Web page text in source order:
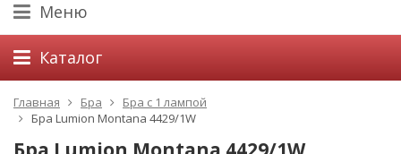
Меню
Каталог
Главная Бра
Бра с 1 лампой
Бра Lumion Montana 4429/1W